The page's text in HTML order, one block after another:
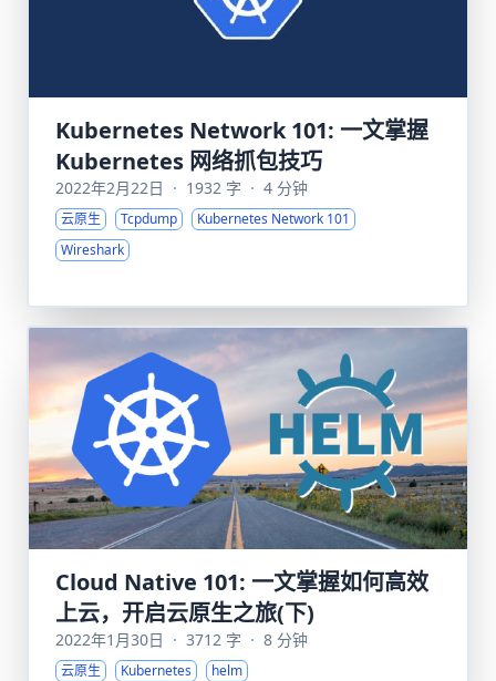
Kubernetes Network 101: 一文掌握
Kubernetes 网络抓包技巧
2022年2月22日 · 1932 字 · 4 分钟
云原生 Tcpdump
Kubernetes Network 101
Wireshark
Cloud Native 101: 一文掌握如何高效
上云，开启云原生之旅(下)
2022年1月30日 · 3712 字 · 8 分钟
云原生 Kubernetes helm